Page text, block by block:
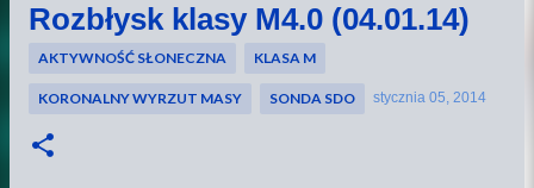
Rozbłysk klasy M4.0 (04.01.14)
AKTYWNOŚĆ SŁONECZNA KLASA M
KORONALNY WYRZUT MASY SONDA SDO stycznia 05, 2014